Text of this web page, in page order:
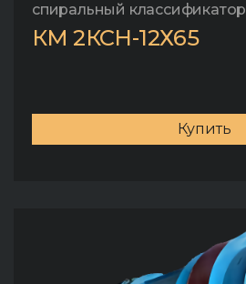
спиральный классификатор
КМ 2КСН-12Х65
Купить